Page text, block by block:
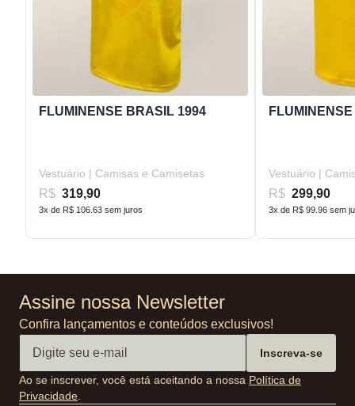
FLUMINENSE BRASIL 1994
Vestuário | Camisas e Camisetas
R$ 319,90
3x de R$ 106.63 sem juros
Vestuário |
R$ 299,90
3x de R$ 99.96 sem
Assine nossa Newsletter
Confira lançamentos e conteúdos exclusivos!
Inscreva-se
Ao se inscrever, você está aceitando a nossa Política de
Privacidade